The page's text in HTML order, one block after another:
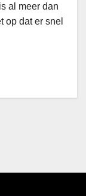
al meer dan
op dat er snel